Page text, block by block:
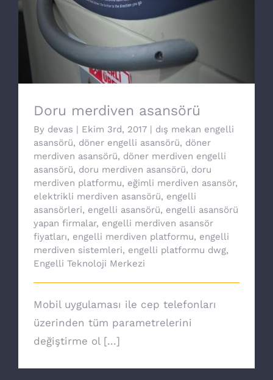
Doru merdiven asansörü
Doru merdiven asansörü
By devas | Ekim 3rd, 2017 | dış mekan engelli
asansörü, döner engelli asansörü, döner
merdiven asansörü, döner merdiven engelli
asansörü, doru merdiven asansörü, doru
merdiven platformu, eğimli merdiven asansör,
elektrikli merdiven asansörü, engelli
asansörleri, engelli asansörü, engelli asansörü
yapan firmalar, engelli merdiven asansör
fiyatları, engelli merdiven platformu, engelli
merdiven sistemleri, engelli platformu dwg,
Engelli Teknoloji Merkezi
Mobil uygulaması ile cep telefonları
üzerinden tüm parametrelerini
değiştirme ol [...]